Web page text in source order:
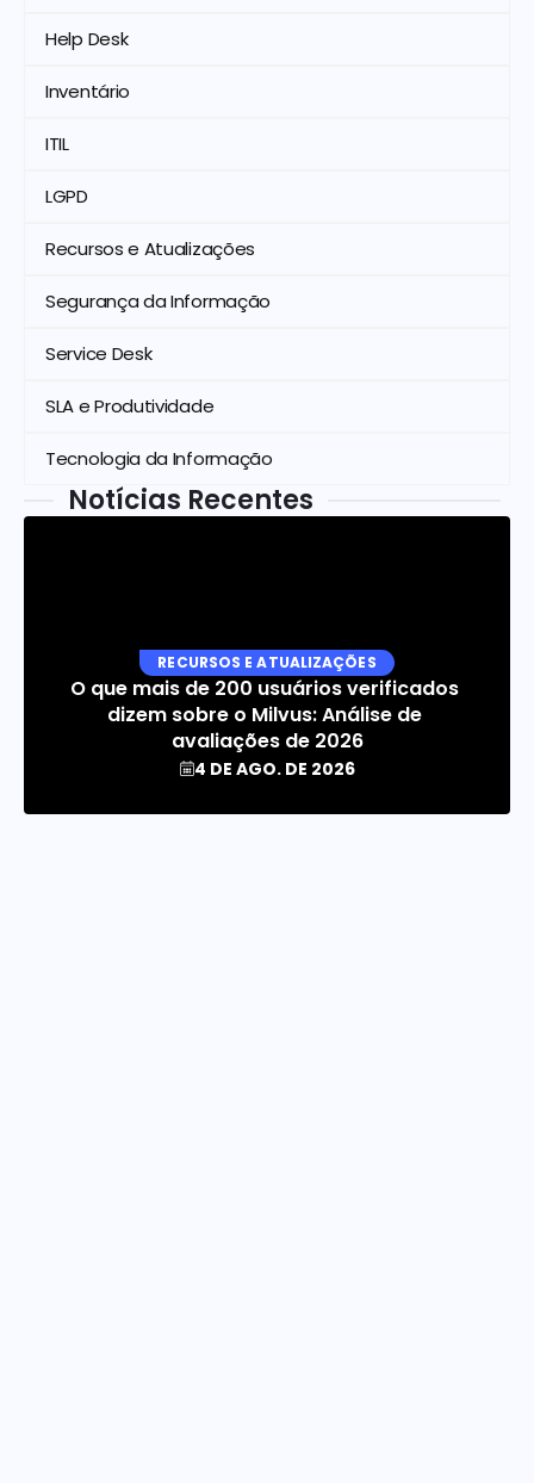
Help Desk
Inventário
ITIL
LGPD
Recursos e Atualizações
Segurança da Informação
Service Desk
SLA e Produtividade
Tecnologia da Informação
Notícias Recentes
RECURSOS E ATUALIZAÇÕES
O que mais de 200 usuários verificados
dizem sobre o Milvus: Análise de
avaliações de 2026
4 DE AGO. DE 2026